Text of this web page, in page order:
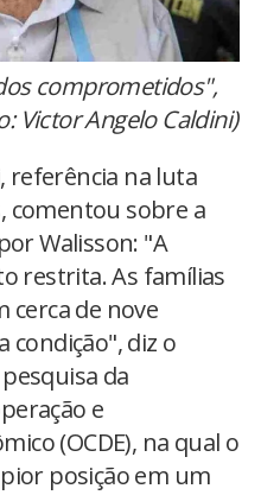
comprometidos",
Victor Angelo Caldini)
referência na luta
comentou sobre a
Walisson: "A
restrita. As famílias
cerca de nove
condição", diz o
da
e
(OCDE), na qual o
posição em um